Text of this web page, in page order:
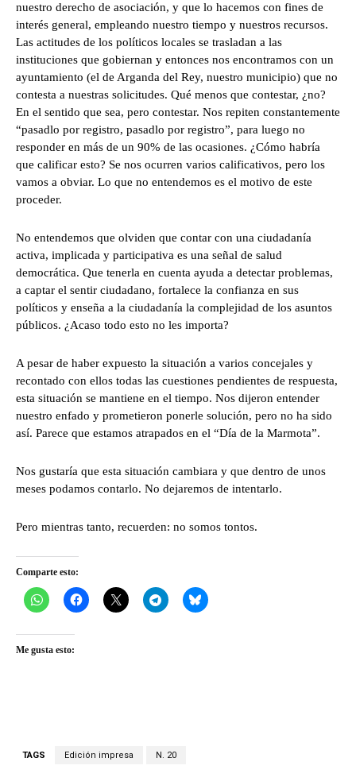
nuestro derecho de asociación, y que lo hacemos con fines de
interés general, empleando nuestro tiempo y nuestros recursos.
Las actitudes de los políticos locales se trasladan a las
instituciones que gobiernan y entonces nos encontramos con un
ayuntamiento (el de Arganda del Rey, nuestro municipio) que no
contesta a nuestras solicitudes. Qué menos que contestar, ¿no?
En el sentido que sea, pero contestar. Nos repiten constantemente
“pasadlo por registro, pasadlo por registro”, para luego no
responder en más de un 90% de las ocasiones. ¿Cómo habría
que calificar esto? Se nos ocurren varios calificativos, pero los
vamos a obviar. Lo que no entendemos es el motivo de este
proceder.
No entendemos que olviden que contar con una ciudadanía
activa, implicada y participativa es una señal de salud
democrática. Que tenerla en cuenta ayuda a detectar problemas,
a captar el sentir ciudadano, fortalece la confianza en sus
políticos y enseña a la ciudadanía la complejidad de los asuntos
públicos. ¿Acaso todo esto no les importa?
A pesar de haber expuesto la situación a varios concejales y
recontado con ellos todas las cuestiones pendientes de respuesta,
esta situación se mantiene en el tiempo. Nos dijeron entender
nuestro enfado y prometieron ponerle solución, pero no ha sido
así. Parece que estamos atrapados en el “Día de la Marmota”.
Nos gustaría que esta situación cambiara y que dentro de unos
meses podamos contarlo. No dejaremos de intentarlo.
Pero mientras tanto, recuerden: no somos tontos.
Comparte esto:
Me gusta esto:
TAGS Edición impresa N. 20